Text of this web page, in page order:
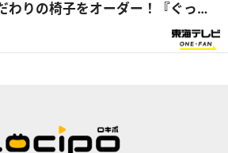
わりの椅子をオーダー！『ぐっさ